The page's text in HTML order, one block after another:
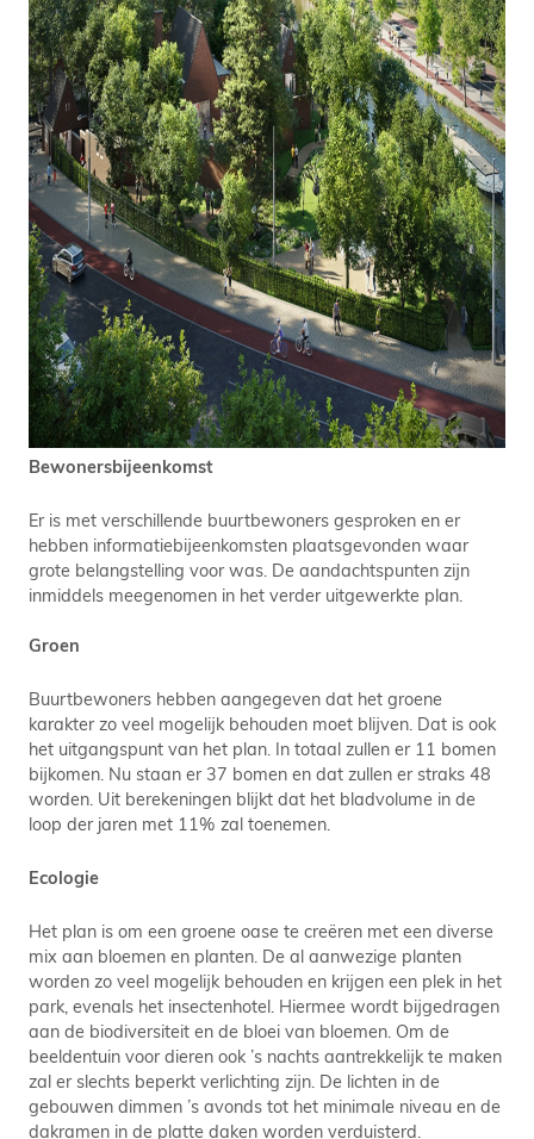
Bewonersbijeenkomst
Er is met verschillende buurtbewoners gesproken en er
hebben informatiebijeenkomsten plaatsgevonden waar
grote belangstelling voor was. De aandachtspunten zijn
inmiddels meegenomen in het verder uitgewerkte plan.
Groen
Buurtbewoners hebben aangegeven dat het groene
karakter zo veel mogelijk behouden moet blijven. Dat is ook
het uitgangspunt van het plan. In totaal zullen er 11 bomen
bijkomen. Nu staan er 37 bomen en dat zullen er straks 48
worden. Uit berekeningen blijkt dat het bladvolume in de
loop der jaren met 11% zal toenemen.
Ecologie
Het plan is om een groene oase te creëren met een diverse
mix aan bloemen en planten. De al aanwezige planten
worden zo veel mogelijk behouden en krijgen een plek in het
park, evenals het insectenhotel. Hiermee wordt bijgedragen
aan de biodiversiteit en de bloei van bloemen. Om de
beeldentuin voor dieren ook ’s nachts aantrekkelijk te maken
zal er slechts beperkt verlichting zijn. De lichten in de
gebouwen dimmen ’s avonds tot het minimale niveau en de
dakramen in de platte daken worden verduisterd.